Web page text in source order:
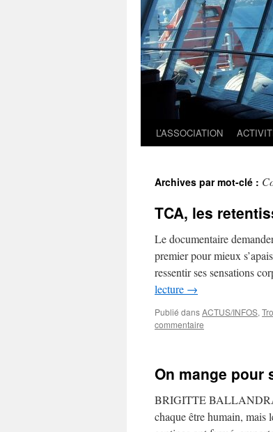
L’ASSOCIATION
Archives par mot-clé :
TCA, les
Le documentaire
premier pour mieux
ressentir ses sensations
lecture →
Publié dansACTUS/INFOS,
commentaire
On mange pour
BRIGITTE
chaque être humain, mais